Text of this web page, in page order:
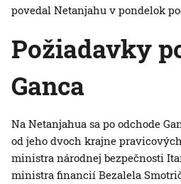
povedal Netanjahu v pondelok
Požiadavky
Ganca
Na Netanjahua sa po odchode
od jeho dvoch krajne
ministra národnej bezpečnosti
ministra financií Bezalela